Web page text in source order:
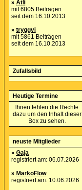
» Atli
mit 6805 Beiträgen
seit dem 16.10.2013
» tryggvi
mit 5861 Beiträgen
seit dem 16.10.2013
Zufallsbild
Heutige Termine
Ihnen fehlen die Rechte
dazu um den Inhalt dieser
Box zu sehen.
neuste Mitglieder
» Gaja
registriert am: 06.07.2026
» MarkoFlow
registriert am: 10.06.2026